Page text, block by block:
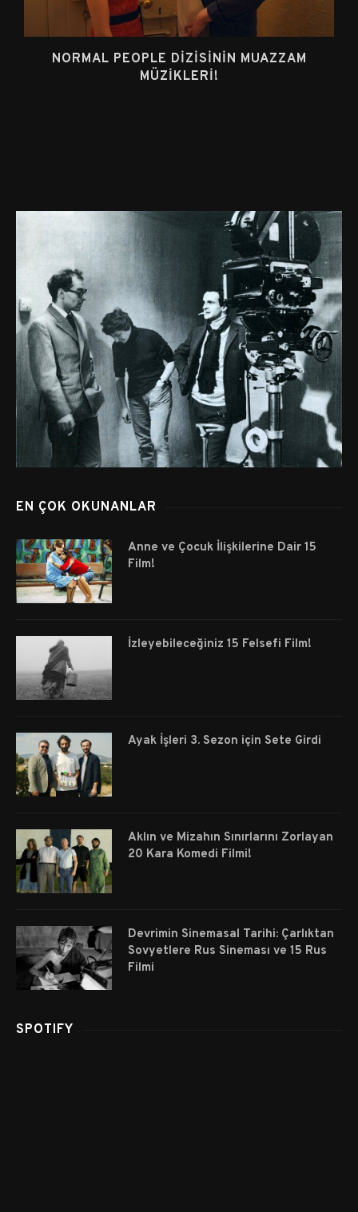
NORMAL PEOPLE DIZISININ MUAZZAM
MÜZIKLERI!
EN ÇOK OKUNANLAR
Anne ve Çocuk İlişkilerine Dair 15
Film!
İzleyebileceğiniz 15 Felsefi Film!
Ayak İşleri 3. Sezon için Sete Girdi
Aklın ve Mizahın Sınırlarını Zorlayan
20 Kara Komedi Filmi!
Devrimin Sinemasal Tarihi: Çarlıktan
Sovyetlere Rus Sineması ve 15 Rus
Filmi
SPOTIFY